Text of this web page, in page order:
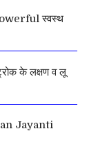
स्वस्थ
के लक्षण व लू
Jayanti